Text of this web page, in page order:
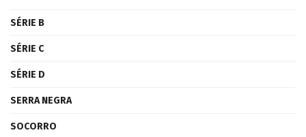
SÉRIE B
SÉRIE C
SÉRIE D
SERRA NEGRA
SOCORRO